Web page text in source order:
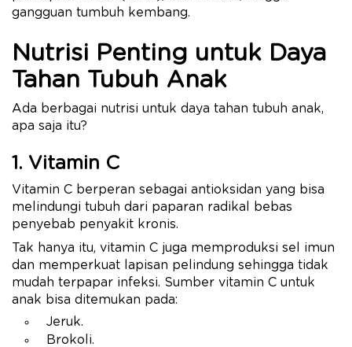
gangguan tumbuh kembang.
Nutrisi Penting untuk Daya
Tahan Tubuh Anak
Ada berbagai nutrisi untuk daya tahan tubuh anak,
apa saja itu?
1. Vitamin C
Vitamin C berperan sebagai antioksidan yang bisa
melindungi tubuh dari paparan radikal bebas
penyebab penyakit kronis.
Tak hanya itu, vitamin C juga memproduksi sel imun
dan memperkuat lapisan pelindung sehingga tidak
mudah terpapar infeksi. Sumber vitamin C untuk
anak bisa ditemukan pada:
Jeruk.
Brokoli.